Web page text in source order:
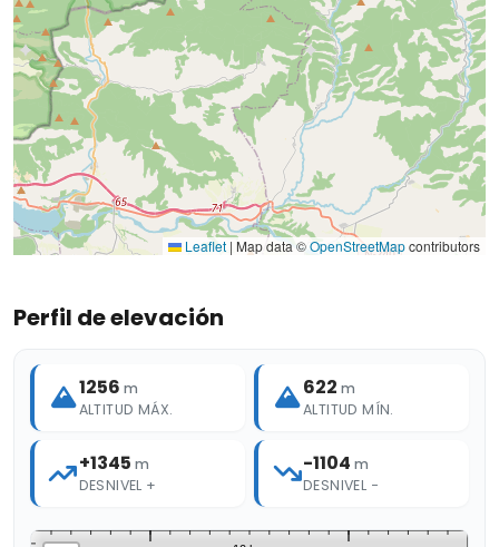
Leaflet | Map data ©OpenStreetMapcontributors
Perfil de elevación
1256 m
ALTITUD MÁX.
622 m
ALTITUD MÍN.
+1345 m
DESNIVEL +
-1104 m
DESNIVEL −